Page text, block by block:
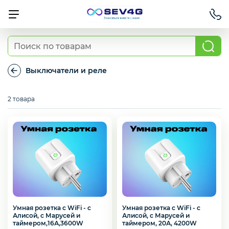
Тарифы
Умный дом
Для Автомобиля
Освещение
Выключатели и реле
и
реле
2 товара
Умная розетка c WiFi - с
Алисой, с Марусей и
таймером,16А,3600W
Умная розетка c WiFi - с
Алисой, с Марусей и
таймером, 20А, 4200W